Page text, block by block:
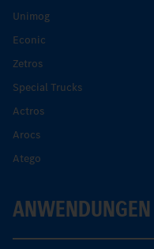
Unimog
Econic
Zetros
Special Trucks
Actros
Arocs
Atego
ANWENDUNGEN